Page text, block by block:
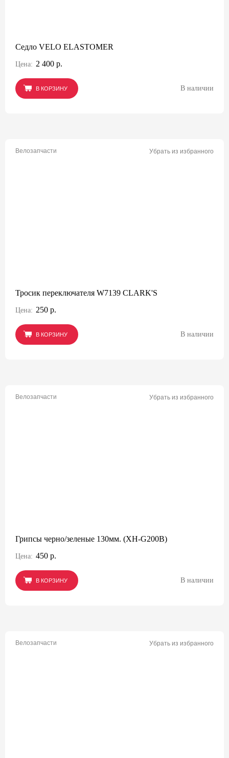
Седло VELO ELASTOMER
Цена: 2 400 р.
В КОРЗИНУ
В КОРЗИНУ
В КОРЗИНУ В наличии
Велозапчасти Убрать из избранного
Тросик переключателя W7139 CLARK'S
Цена: 250 р.
В КОРЗИНУ
В КОРЗИНУ
В КОРЗИНУ В наличии
Велозапчасти Убрать из избранного
Грипсы черно/зеленые 130мм. (XH-G200B)
Цена: 450 р.
В КОРЗИНУ
В КОРЗИНУ
В КОРЗИНУ В наличии
Велозапчасти Убрать из избранного